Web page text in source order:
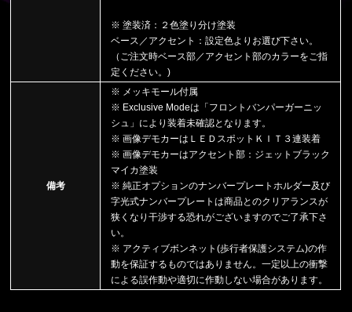
※ 塗装済：２色塗り分け塗装
ベース／アクセント：設定色よりお選び下さい。
（ご注文時ベース部／アクセント部のカラーをご指
定ください。)
備考
※ メッキモール付属
※ Exclusive Modeは「フロントバンパーガーニッ
シュ」により装着未確認となります。
※ 画像デモカーはＬＥＤスポットＫＩＴ３連装着
※ 画像デモカーはアクセント部：ジェットブラック
マイカ塗装
※ 純正オプションのナンバープレートホルダー及び
字光式ナンバープレートは商品とのクリアランスが
狭くなり干渉する恐れがございますのでご了承下さ
い。
※ アクティブボンネット(歩行者保護システム)の作
動を保証するものではありません。一定以上の衝撃
による誤作動や適切に作動しない場合があります。